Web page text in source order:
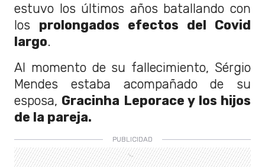
estuvo los últimos años batallando con
los prolongados efectos del Covid
largo.
Al momento de su fallecimiento, Sérgio
Mendes estaba acompañado de su
esposa, Gracinha Leporace y los hijos
de la pareja.